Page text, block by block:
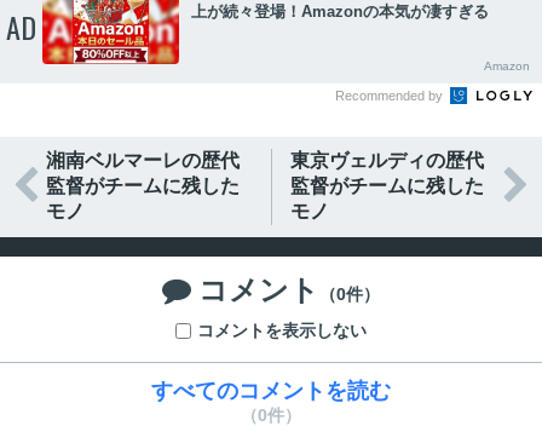
AD
上が続々登場！Amazonの本気が凄すぎる
Amazon
Recommended by

湘南ベルマーレの歴代
監督がチームに残した
モノ
東京ヴェルディの歴代
監督がチームに残した
モノ

 コメント
（0件）
コメントを表示しない
すべてのコメントを読む
（0件）